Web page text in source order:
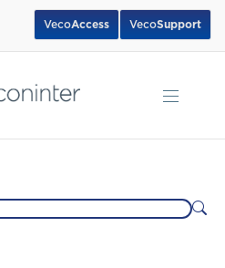
VecoSupport
VecoAccess